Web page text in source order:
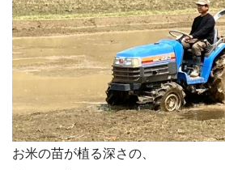
お米の苗が植る深さの、